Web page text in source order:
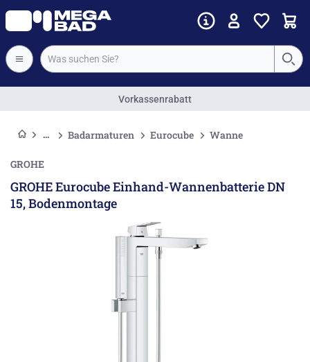
Vorkassenrabatt
Badarmaturen Eurocube Wanne
GROHE
GROHE Eurocube Einhand-Wannenbatterie DN
15, Bodenmontage